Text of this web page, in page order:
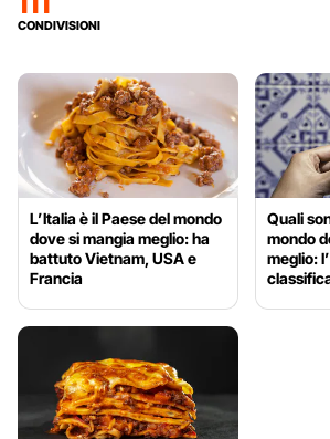
CONDIVISIONI
L’Italia è il Paese del mondo
dove si mangia meglio: ha
battuto Vietnam, USA e
Francia
Quali
mondo
meglio: